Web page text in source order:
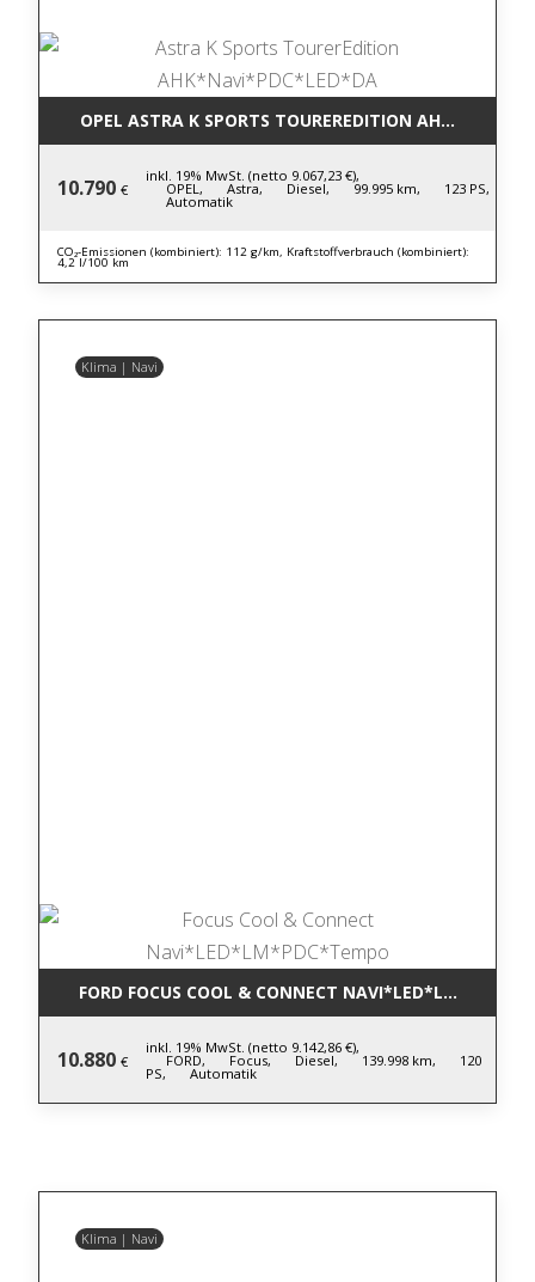
OPEL ASTRA K SPORTS TOUREREDITION
10.790 €
inkl. 19% MwSt. (netto 9.067,23 €),
OPEL, Astra, Diesel, 99.995 km, 123 PS,
Automatik
CO₂-Emissionen (kombiniert): 112 g/km, Kraftstoffverbrauch (kombiniert):
4,2 l/100 km
Klima | Navi
FORD FOCUS COOL & CONNECT
10.880 €
inkl. 19% MwSt. (netto 9.142,86 €),
FORD, Focus, Diesel, 139.998 km, 120
PS, Automatik
Klima | Navi